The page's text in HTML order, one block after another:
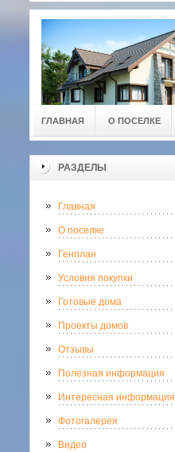
ГЛАВНАЯ О ПОСЕЛКЕ
РАЗДЕЛЫ
Главная
О поселке
Генплан
Условия покупки
Готовые дома
Проекты домов
Отзывы
Полезная информация
Интересная информация
Фотогалерея
Видео